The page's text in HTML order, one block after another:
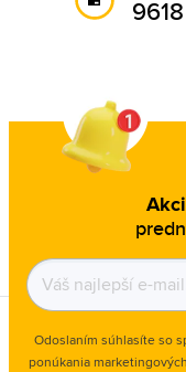
Odoslaním súhlasíte so
ponúkania